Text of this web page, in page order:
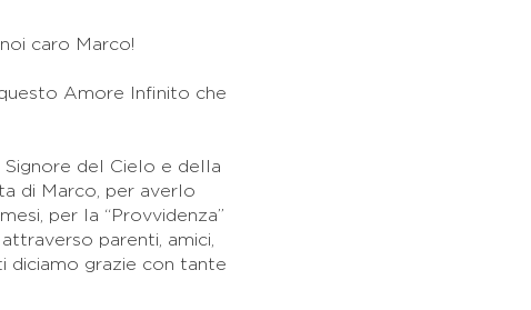
caro Marco!
Amore Infinito che
Signore del Cielo e della
di Marco, per averlo
per la “Provvidenza”
parenti, amici,
diciamo grazie con tante